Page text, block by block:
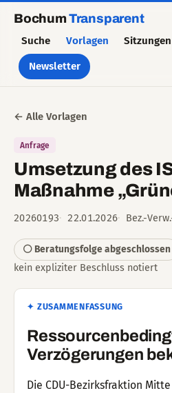
BochumTransparent
Suche Vorlagen Sitzungen
Newsletter
← Alle Vorlagen
Anfrage
Umsetzung des
Maßnahme
20260193 22.01.2026 Bez.-
⚪ Beratungsfolge abgeschlossen
kein expliziter Beschluss notiert
✦ ZUSAMMENFASSUNG
Verzögerungen
Die CDU-Bezirksfraktion